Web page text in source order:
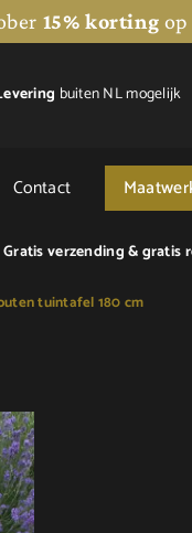
15% korting
buiten NL mogelijk
Contact
Gratis verzending &gratis
tuintafel 180 cm